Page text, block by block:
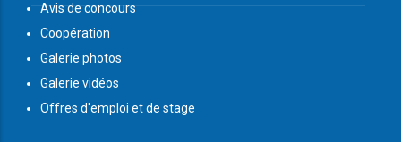
Avis de concours
Coopération
Galerie photos
Galerie vidéos
Offres d'emploi et de stage